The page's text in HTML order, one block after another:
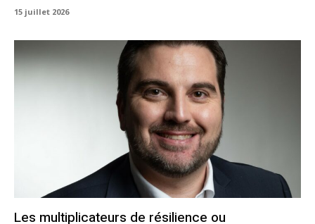
15 juillet 2026
Les multiplicateurs de résilience ou